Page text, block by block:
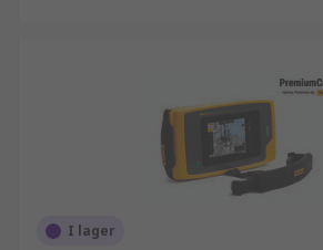
I lager